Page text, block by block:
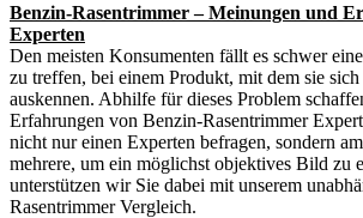
Benzin-Rasentrimmer – Meinungen und
Experten
Den meisten Konsumenten fällt es schwer
zu treffen, bei einem Produkt, mit dem sie
auskennen. Abhilfe für dieses Problem
Erfahrungen von Benzin-Rasentrimmer
nicht nur einen Experten befragen, sondern
mehrere, um ein möglichst objektives Bild zu
unterstützen wir Sie dabei mit unserem
Rasentrimmer Vergleich.